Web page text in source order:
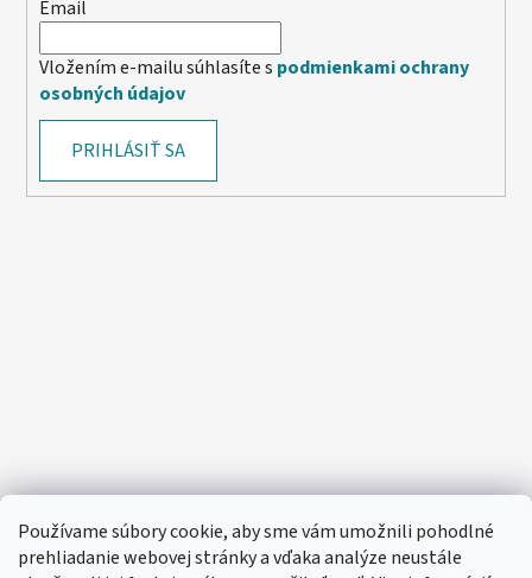
Používame súbory cookie, aby sme vám umožnili pohodlné
prehliadanie webovej stránky a vďaka analýze neustále
Email
Vložením e-mailu súhlasíte s podmienkami ochrany
osobných údajov
PRIHLÁSIŤ SA